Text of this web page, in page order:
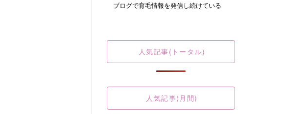
ブログで育毛情報を発信し続けている
人気記事(トータル)
人気記事(月間)